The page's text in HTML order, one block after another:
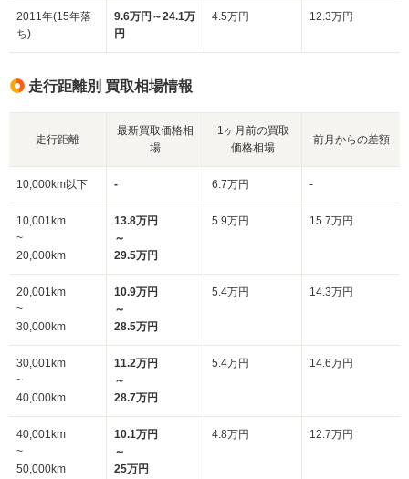
2011年(15年落
ち)
9.6万円～24.1万
円
4.5万円 12.3万円
走行距離別 買取相場情報
走行距離
最新買取価格相
場
1ヶ月前の買取
価格相場
前月からの差額
10,000km以下 - 6.7万円 -
10,001km
~
20,000km
13.8万円
～
29.5万円
5.9万円 15.7万円
20,001km
~
30,000km
10.9万円
～
28.5万円
5.4万円 14.3万円
30,001km
~
40,000km
11.2万円
～
28.7万円
5.4万円 14.6万円
40,001km
~
50,000km
10.1万円
～
25万円
4.8万円 12.7万円